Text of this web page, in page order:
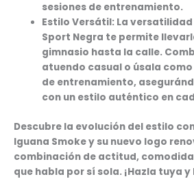
sesiones de entrenamiento.
Estilo Versátil: La
Sport Negra te permite
gimnasio hasta la calle.
atuendo casual o úsala
de entrenamiento,
con un estilo auténtico en
Descubre la evolución del estilo
Iguana Smoke y su nuevo logo
combinación de actitud,
que habla por sí sola. ¡Hazla tuya